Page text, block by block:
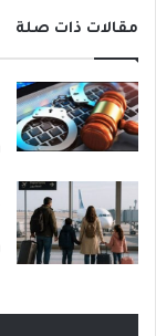
مقالات ذات صلة